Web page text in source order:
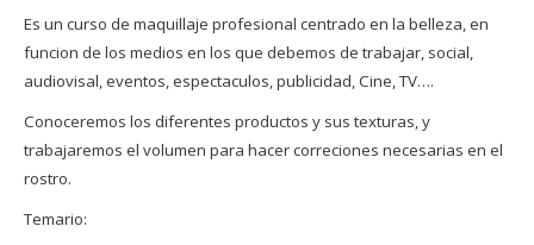
Es un curso de maquillaje profesional centrado en la belleza, en
funcion de los medios en los que debemos de trabajar, social,
audiovisal, eventos, espectaculos, publicidad, Cine, TV….
Conoceremos los diferentes productos y sus texturas, y
trabajaremos el volumen para hacer correciones necesarias en el
rostro.
Temario: